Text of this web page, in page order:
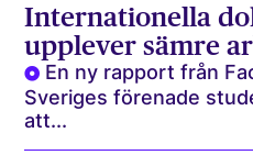
Internationella
upplever sämre
En ny rapport från
Sveriges förenade
att...